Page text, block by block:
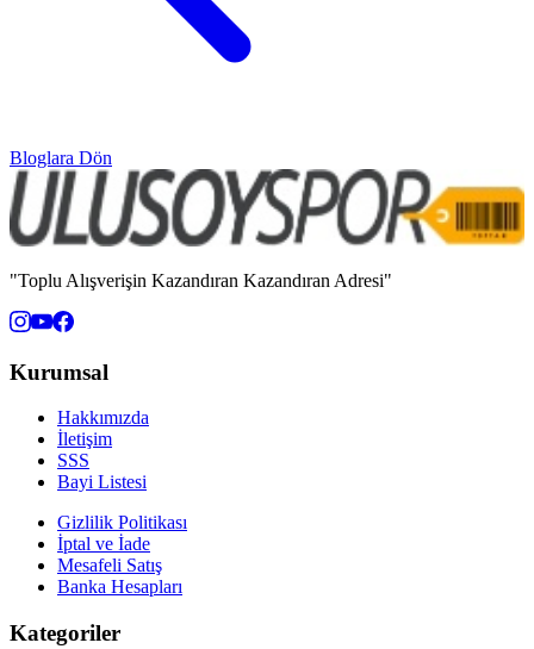
Bloglara Dön
"Toplu Alışverişin Kazandıran Kazandıran Adresi"
Kurumsal
Hakkımızda
İletişim
SSS
Bayi Listesi
Gizlilik Politikası
İptal ve İade
Mesafeli Satış
Banka Hesapları
Kategoriler